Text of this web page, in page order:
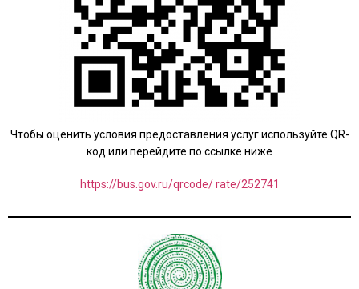
Чтобы оценить условия предоставления услуг используйте QR-
код или перейдите по ссылке ниже
https://bus.gov.ru/qrcode/ rate/252741